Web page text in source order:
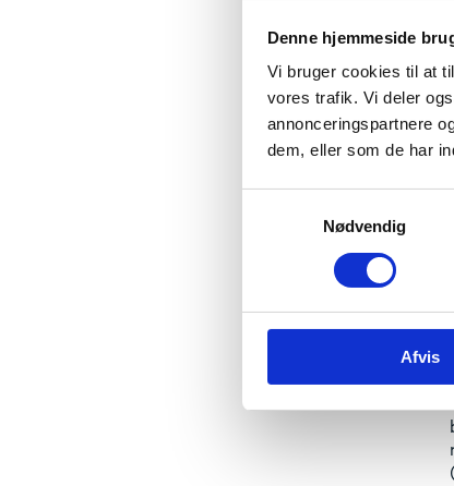
Denne hjemmeside
Vi bruger cookies til at
vores trafik. Vi deler
annonceringspartnere
dem, eller som de har
v
Nødvendig
Afvis
-
for